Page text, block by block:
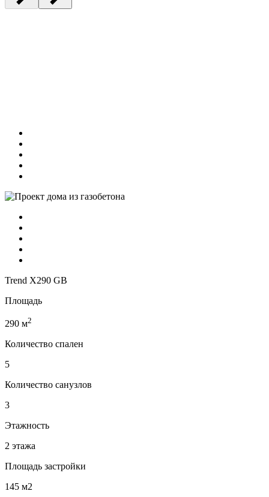
Trend X290 GB
Площадь
290 м2
Количество спален
5
Количество санузлов
3
Этажность
2 этажа
Площадь застройки
145 м2